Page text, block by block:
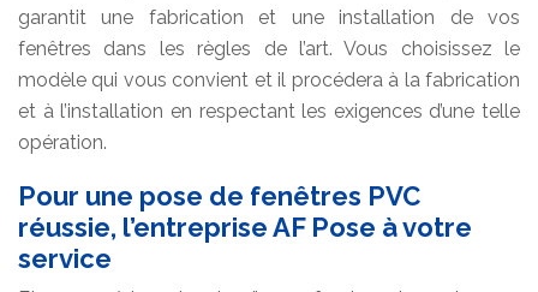
garantit une fabrication et une installation de vos
fenêtres dans les règles de l’art. Vous choisissez le
modèle qui vous convient et il procédera à la fabrication
et à l’installation en respectant les exigences d’une telle
opération.
Pour une pose de fenêtres PVC
réussie, l’entreprise AF Pose à votre
service